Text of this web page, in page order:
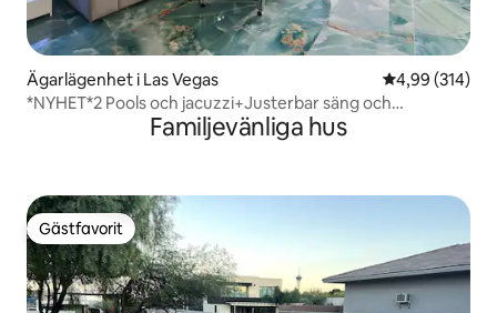
Ägarlägenhet i Las Vegas 4,99 av 5 i
4,99 (314)
*NYHET*2 Pools och jacuzzi+Justerbar säng och
Familjevänliga hus
Gästfavorit
Gästfavorit